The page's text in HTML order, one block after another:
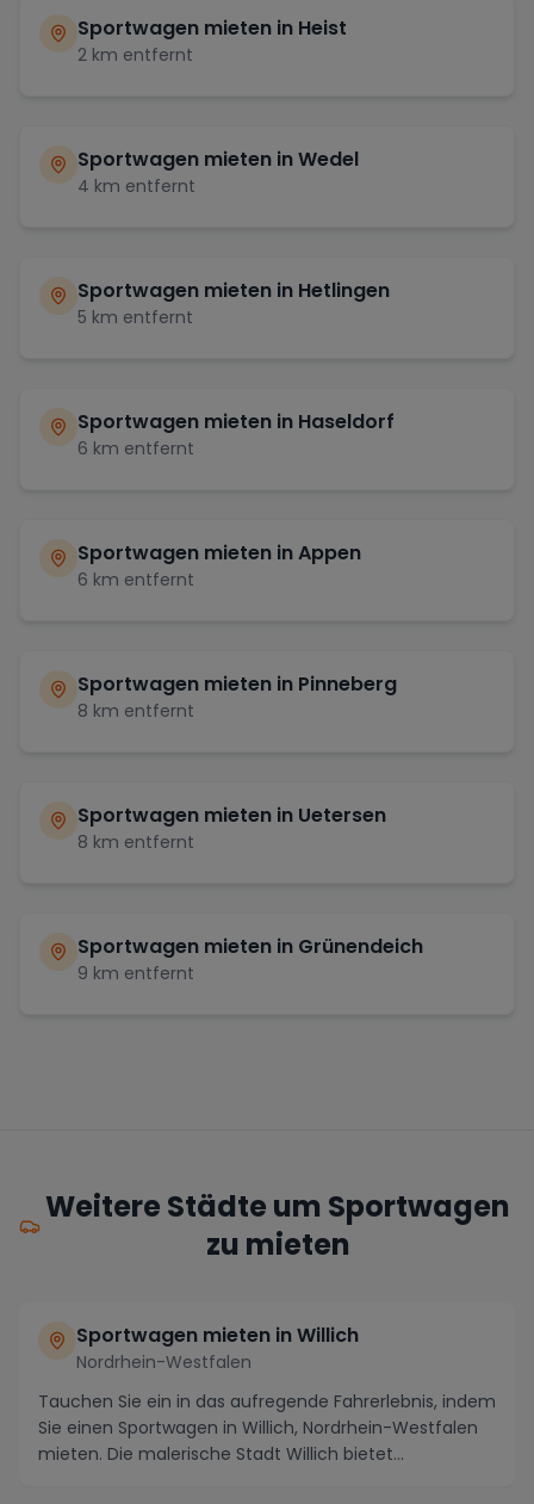
Sportwagen mieten in Heist
2 km entfernt
Sportwagen mieten inWedel
4 km entfernt
Sportwagen mieten in Hetlingen
5 km entfernt
Sportwagen mieten in Haseldorf
6 km entfernt
Sportwagen mieten inAppen
6 km entfernt
Sportwagen mieten in Pinneberg
8 km entfernt
Sportwagen mieten in Uetersen
8 km entfernt
Sportwagen mieten in Grünendeich
9 km entfernt
Weitere Städte um Sportwagen
zu mieten
Sportwagen mieten in Willich
Nordrhein-Westfalen
Tauchen Sie ein in das aufregende Fahrerlebnis, indem
Sie einen Sportwagen in Willich, Nordrhein-Westfalen
mieten. Die malerische Stadt Willich bietet...